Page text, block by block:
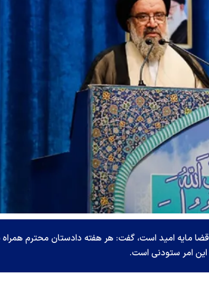
مایه امید است، گفت: هر هفته دادستان محترم همراه